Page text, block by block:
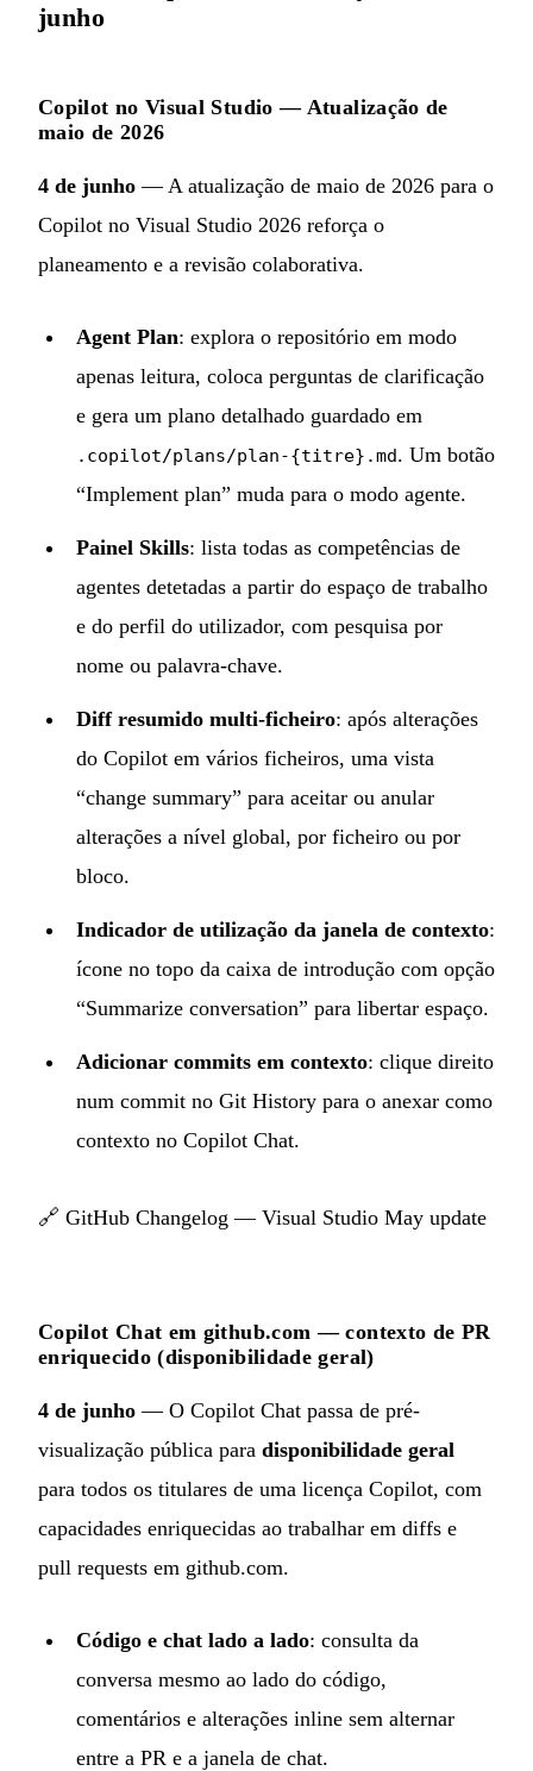
junho
Copilot no Visual Studio — Atualização de
maio de 2026
4 de junho — A atualização de maio de 2026 para o
Copilot no Visual Studio 2026 reforça o
planeamento e a revisão colaborativa.
Agent Plan: explora o repositório em modo
apenas leitura, coloca perguntas de clarificação
e gera um plano detalhado guardado em
.copilot/plans/plan-{titre}.md. Um botão
“Implement plan” muda para o modo agente.
Painel Skills: lista todas as competências de
agentes detetadas a partir do espaço de trabalho
e do perfil do utilizador, com pesquisa por
nome ou palavra-chave.
Diff resumido multi-ficheiro: após alterações
do Copilot em vários ficheiros, uma vista
“change summary” para aceitar ou anular
alterações a nível global, por ficheiro ou por
bloco.
Indicador de utilização da janela de contexto:
ícone no topo da caixa de introdução com opção
“Summarize conversation” para libertar espaço.
Adicionar commits em contexto: clique direito
num commit no Git History para o anexar como
contexto no Copilot Chat.
🔗 GitHub Changelog — Visual Studio May update
Copilot Chat em github.com — contexto de PR
enriquecido (disponibilidade geral)
4 de junho — O Copilot Chat passa de pré-
visualização pública para disponibilidade geral
para todos os titulares de uma licença Copilot, com
capacidades enriquecidas ao trabalhar em diffs e
pull requests em github.com.
Código e chat lado a lado: consulta da
conversa mesmo ao lado do código,
comentários e alterações inline sem alternar
entre a PR e a janela de chat.